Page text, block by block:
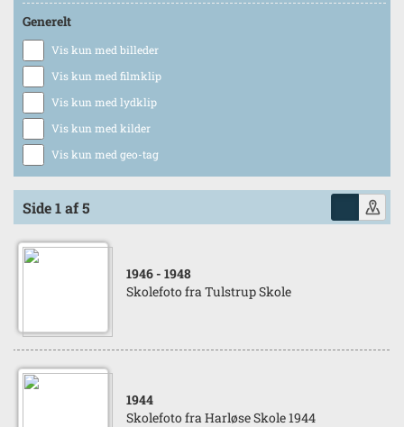
Generelt
Vis kun med billeder
Vis kun med filmklip
Vis kun med lydklip
Vis kun med kilder
Vis kun med geo-tag
Side 1 af 5
1946 - 1948
Skolefoto fra Tulstrup Skole
1944
Skolefoto fra Harløse Skole 1944